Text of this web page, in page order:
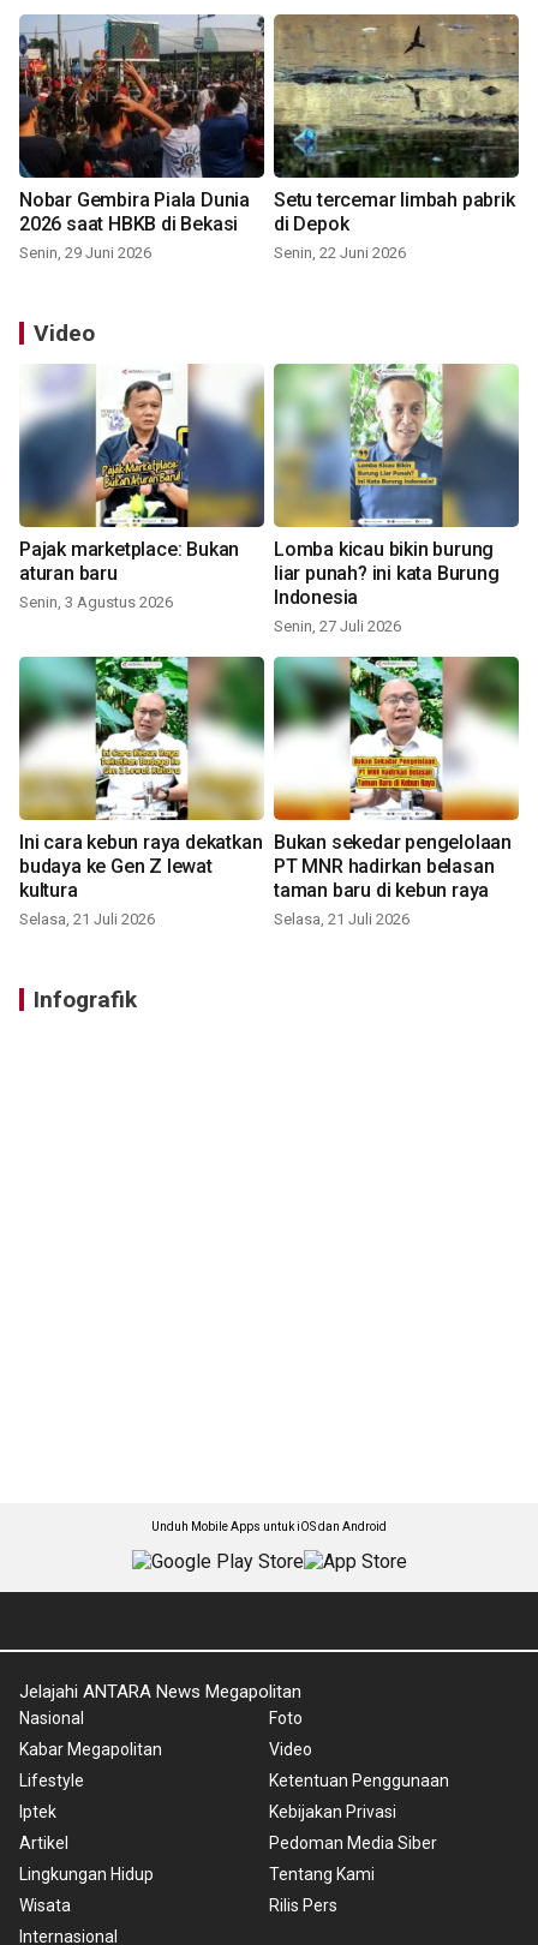
Nobar Gembira Piala Dunia
2026 saat HBKB di Bekasi
Senin, 29 Juni 2026
Setu tercemar limbah pabrik
di Depok
Senin, 22 Juni 2026
Video
Pajak marketplace: Bukan
aturan baru
Senin, 3 Agustus 2026
Lomba kicau bikin burung
liar punah? ini kata Burung
Indonesia
Senin, 27 Juli 2026
Ini cara kebun raya dekatkan
budaya ke Gen Z lewat
kultura
Selasa, 21 Juli 2026
Bukan sekedar pengelolaan
PT MNR hadirkan belasan
taman baru di kebun raya
Selasa, 21 Juli 2026
Infografik
Unduh Mobile Apps untuk iOS dan Android
Jelajahi ANTARA News Megapolitan
Nasional
Kabar Megapolitan
Lifestyle
Iptek
Artikel
Lingkungan Hidup
Wisata
Internasional
Foto
Video
Ketentuan Penggunaan
Kebijakan Privasi
Pedoman Media Siber
Tentang Kami
Rilis Pers